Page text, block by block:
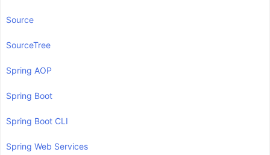
Source
SourceTree
Spring AOP
Spring Boot
Spring Boot CLI
Spring Web Services